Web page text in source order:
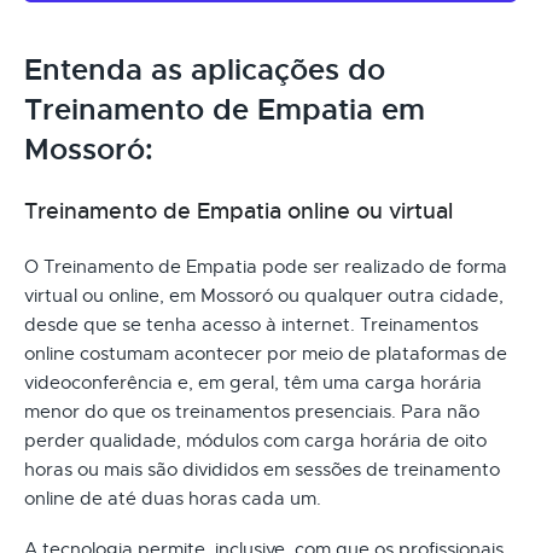
Entenda as aplicações do
Treinamento de Empatia em
Mossoró:
Treinamento de Empatia online ou virtual
O Treinamento de Empatia pode ser realizado de forma
virtual ou online, em Mossoró ou qualquer outra cidade,
desde que se tenha acesso à internet. Treinamentos
online costumam acontecer por meio de plataformas de
videoconferência e, em geral, têm uma carga horária
menor do que os treinamentos presenciais. Para não
perder qualidade, módulos com carga horária de oito
horas ou mais são divididos em sessões de treinamento
online de até duas horas cada um.